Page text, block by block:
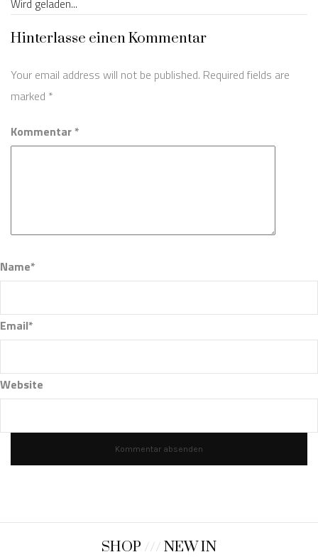
Hinterlasse einen Kommentar
Your email address will not be published. Required fields are
marked *
Kommentar *
Name*
Email*
Website
SHOP ///NEW IN